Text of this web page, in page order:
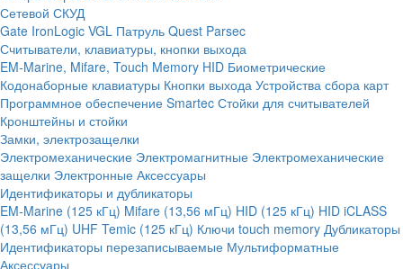
Сетевой СКУД
Gate IronLogic VGL Патруль Quest Parsec
Считыватели, клавиатуры, кнопки выхода
EM-Marine, Mifare, Touch Memory HID Биометрические
Кодонаборные клавиатуры Кнопки выхода Устройства сбора карт
Программное обеспечение Smartec Стойки для считывателей
Кронштейны и стойки
Замки, электрозащелки
Электромеханические Электромагнитные Электромеханические
защелки Электронные Аксессуары
Идентификаторы и дубликаторы
EM-Marine (125 кГц) Mifare (13,56 мГц) HID (125 кГц) HID iCLASS
(13,56 мГц) UHF Temic (125 кГц) Ключи touch memory Дубликаторы
Идентификаторы перезаписываемые Мультиформатные
Аксессуары